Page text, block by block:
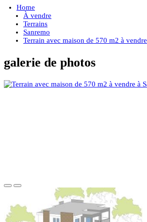
Home
À vendre
Terrains
Sanremo
Terrain avec maison de 570 m2 à
galerie de photos